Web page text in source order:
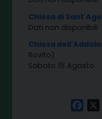
Chiesa di
Dati non disponibili
Chiesa
Rovito)
Sabato 15 Agosto